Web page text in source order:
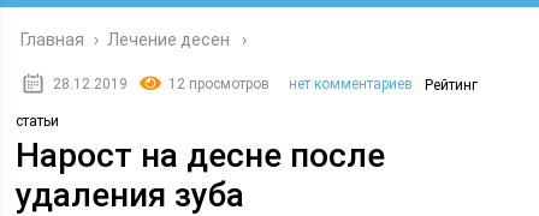
Главная › Лечение десен
28.12.2019 12 просмотров нет комментариев Рейтинг
статьи
Нарост на десне после
удаления зуба